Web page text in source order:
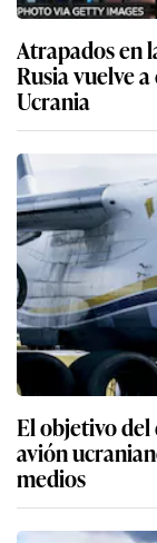
Atrapados en
Rusia vuelve
Ucrania
El objetivo
avión
medios